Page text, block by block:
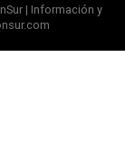
| Información y